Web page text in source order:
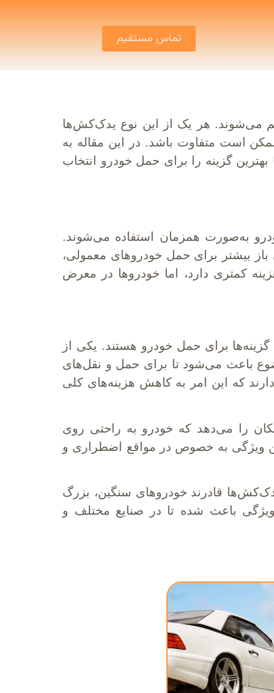
تماس مستقیم
می‌شوند. هر یک از این نوع یدک‌کش‌ها
است متفاوت باشد. در این مقاله به
گزینه را برای حمل خودرو انتخاب
به‌صورت همزمان استفاده می‌شوند.
بیشتر برای حمل خودروهای معمولی،
کمتری دارد، اما خودروها در معرض
برای حمل خودرو هستند. یکی از
باعث می‌شود تا برای حمل و نقل‌های
که این امر به کاهش هزینه‌های کلی
را می‌دهد که خودرو به راحتی روی
ویژگی به خصوص در مواقع اضطراری و
قادرند خودروهای سنگین، بزرگ
باعث شده تا در صنایع مختلف و